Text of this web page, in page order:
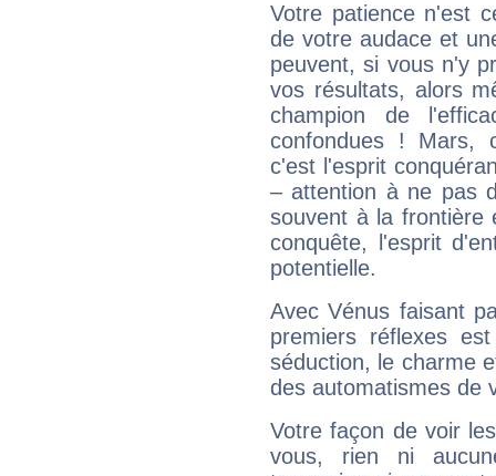
Votre patience n'est
de votre audace et
peuvent, si vous n'y
vos résultats, alors
champion de
confondues ! Mars,
c'est l'esprit
– attention à ne pas
souvent à la frontière
conquête, l'esprit
potentielle.
Avec Vénus faisant
premiers réflexes
séduction, le charme
des automatismes de
Votre façon de voir
vous, rien ni